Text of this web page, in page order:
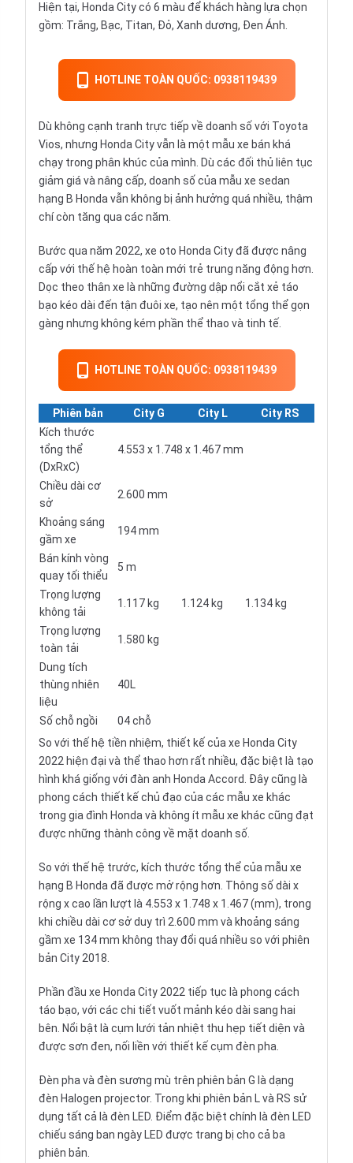
Hiện tại, Honda City có 6 màu để khách hàng lựa chọn
gồm: Trắng, Bạc, Titan, Đỏ, Xanh dương, Đen Ánh.
HOTLINE TOÀN QUỐC: 0938119439
Dù không cạnh tranh trực tiếp về doanh số với Toyota
Vios, nhưng Honda City vẫn là một mẫu xe bán khá
chạy trong phân khúc của mình. Dù các đối thủ liên tục
giảm giá và nâng cấp, doanh số của mẫu xe sedan
hạng B Hondavẫn không bị ảnh hưởng quá nhiều, thậm
chí còn tăng qua các năm.
Bước qua năm 2022, xe oto Honda City đã được nâng
cấp với thế hệ hoàn toàn mới trẻ trung năng động hơn.
Dọc theo thân xe là những đường dập nổi cắt xẻ táo
bạo kéo dài đến tận đuôi xe, tạo nên một tổng thể gọn
gàng nhưng không kém phần thể thao và tinh tế.
HOTLINE TOÀN QUỐC: 0938119439
Phiên bản City G City L
City RS
Kích thước
tổng thể
(DxRxC)
4.553 x 1.748 x 1.467 mm
Chiều dài cơ
sở
2.600 mm
Khoảng sáng
gầm xe
194 mm
Bán kính vòng
quay tối thiểu
5 m
Trọng lượng
không tải
1.117 kg 1.124 kg 1.134 kg
Trọng lượng
toàn tải
1.580 kg
Dung tích
thùng nhiên
liệu
40L
Số chỗ ngồi
04 chỗ
So với thế hệ tiền nhiệm, thiết kế của xe Honda City
2022 hiện đại và thể thao hơn rất nhiều, đặc biệt là tạo
hình khá giống với đàn anh Honda Accord. Đây cũng là
phong cách thiết kế chủ đạo của các mẫu xe khác
trong gia đình Honda và không ít mẫu xe khác cũng đạt
được những thành công về mặt doanh số.
So với thế hệ trước, kích thước tổng thể của mẫu xe
hạng B Honda đã được mở rộng hơn. Thông số dài x
rộng x cao lần lượt là 4.553 x 1.748 x 1.467 (mm), trong
khi chiều dài cơ sở duy trì 2.600 mm và khoảng sáng
gầm xe 134 mm không thay đổi quá nhiều so với phiên
bản City 2018.
Phần đầu xe Honda City 2022 tiếp tục là phong cách
táo bạo, với các chi tiết vuốt mảnh kéo dài sang hai
bên. Nổi bật là cụm lưới tản nhiệt thu hẹp tiết diện và
được sơn đen, nối liền với thiết kế cụm đèn pha.
Đèn pha và đèn sương mù trên phiên bản G là dạng
đèn Halogen projector. Trong khi phiên bản L và RS sử
dụng tất cả là đèn LED. Điểm đặc biệt chính là đèn LED
chiếu sáng ban ngày LED được trang bị cho cả ba
phiên bản.